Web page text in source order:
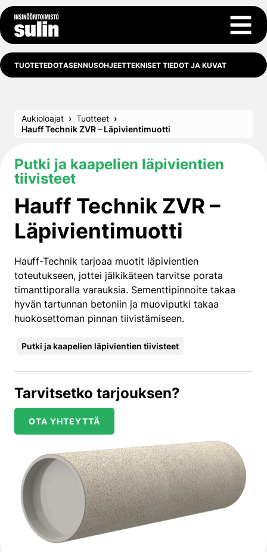
Siirry sisältöön
Avaa
TUOTETEDOTASENNUSOHJEETTEKNISET TIEDOT JA KUVAT
Aukioloajat
Tuotteet
Hauff Technik ZVR – Läpivientimuotti
Putki ja kaapelien läpivientien
tiivisteet
Hauff Technik ZVR –
Läpivientimuotti
Hauff-Technik tarjoaa muotit läpivientien
toteutukseen, jottei jälkikäteen tarvitse porata
timanttiporalla varauksia. Sementtipinnoite takaa
hyvän tartunnan betoniin ja muoviputki takaa
huokosettoman pinnan tiivistämiseen.
Putki ja kaapelien läpivientien tiivisteet
Tarvitsetko tarjouksen?
OTA YHTEYTTÄ